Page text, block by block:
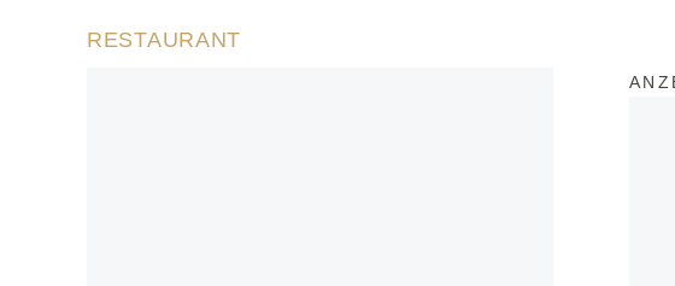
RESTAURANT